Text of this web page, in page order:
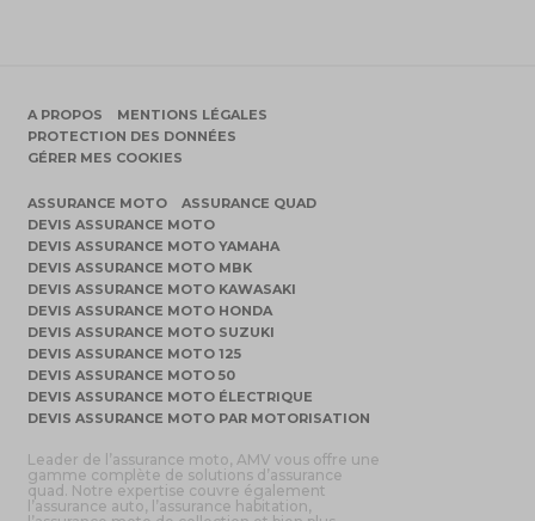
A PROPOS
MENTIONS LÉGALES
PROTECTION DES DONNÉES
GÉRER MES COOKIES
ASSURANCE MOTO
ASSURANCE QUAD
DEVIS ASSURANCE MOTO
DEVIS ASSURANCE MOTO YAMAHA
DEVIS ASSURANCE MOTO MBK
DEVIS ASSURANCE MOTO KAWASAKI
DEVIS ASSURANCE MOTO HONDA
DEVIS ASSURANCE MOTO SUZUKI
DEVIS ASSURANCE MOTO 125
DEVIS ASSURANCE MOTO 50
DEVIS ASSURANCE MOTO ÉLECTRIQUE
DEVIS ASSURANCE MOTO PAR MOTORISATION
Leader de l’assurance moto, AMV vous offre une
gamme complète de solutions d’assurance
quad. Notre expertise couvre également
l’assurance auto, l’assurance habitation,